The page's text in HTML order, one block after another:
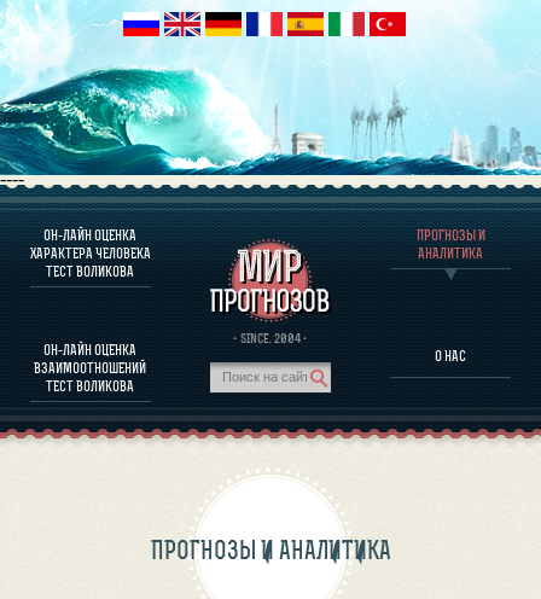
----
ОН-ЛАЙН ОЦЕНКА
ХАРАКТЕРА ЧЕЛОВЕКА
ТЕСТ ВОЛИКОВА
ОН-ЛАЙН ОЦЕНКА
ВЗАИМООТНОШЕНИЙ
ТЕСТ ВОЛИКОВА
· SINCE. 2004 ·
ПРОГНОЗЫ И
АНАЛИТИКА
О НАС
О ПРОГРАММЕ
ОЦЕНКА ХАРАКТЕРA ЧЕЛОВЕКА
ОЦЕНКА ХАРАКТЕРА ВЫДАЮЩИХСЯ ЛИЧНОСТЕЙ
О ПРОГРАММЕ
ПРОГНОЗЫ И АНАЛИТИКА
ПРОГНОЗЫ И АНАЛИТИКА